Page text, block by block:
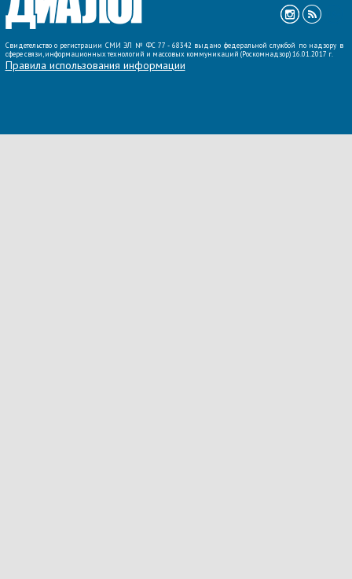
Свидетельство о регистрации СМИ ЭЛ № ФС 77 - 68342 выдано федеральной службой по надзору в
сфере связи, информационных технологий и массовых коммуникаций (Роскомнадзор) 16.01.2017 г.
Правила использования информации